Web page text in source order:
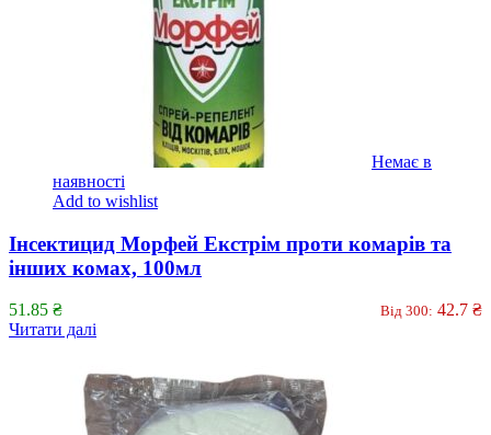
Немає в
наявності
Add to wishlist
Інсектицид Морфей Екстрім проти комарів та
інших комах, 100мл
51.85 ₴ Від 300: 42.7 ₴
Читати далі